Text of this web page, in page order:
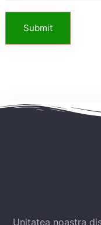
Submit
Unitatea noastra